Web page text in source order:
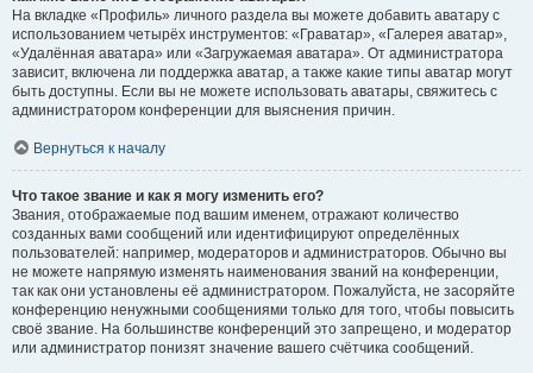
На вкладке «Профиль» личного раздела вы можете добавить аватару с
использованием четырёх инструментов: «Граватар», «Галерея аватар»,
«Удалённая аватара» или «Загружаемая аватара». От администратора
зависит, включена ли поддержка аватар, а также какие типы аватар могут
быть доступны. Если вы не можете использовать аватары, свяжитесь с
администратором конференции для выяснения причин.
Вернуться к началу
Что такое звание и как я могу изменить его?
Звания, отображаемые под вашим именем, отражают количество
созданных вами сообщений или идентифицируют определённых
пользователей: например, модераторов и администраторов. Обычно вы
не можете напрямую изменять наименования званий на конференции,
так как они установлены её администратором. Пожалуйста, не засоряйте
конференцию ненужными сообщениями только для того, чтобы повысить
своё звание. На большинстве конференций это запрещено, и модератор
или администратор понизят значение вашего счётчика сообщений.